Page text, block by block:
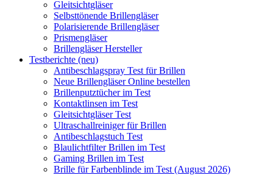
Gleitsichtgläser
Selbsttönende Brillengläser
Polarisierende Brillengläser
Prismengläser
Brillengläser Hersteller
Testberichte (neu)
Antibeschlagspray Test für Brillen
Neue Brillengläser Online bestellen
Brillenputztücher im Test
Kontaktlinsen im Test
Gleitsichtgläser Test
Ultraschallreiniger für Brillen
Antibeschlagstuch Test
Blaulichtfilter Brillen im Test
Gaming Brillen im Test
Brille für Farbenblinde im Test (August 2026)